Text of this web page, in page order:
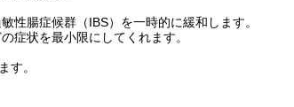
性腸症候群（IBS）を一時的に緩和します。
症状を最小限にしてくれます。
す。